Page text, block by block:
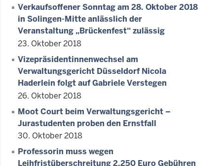
Verkaufsoffener Sonntag am 28. Oktober 2018
in Solingen-Mitte anlässlich der
Veranstaltung „Brückenfest“ zulässig
23. Oktober 2018
Vizepräsidentinnenwechsel am
Verwaltungsgericht Düsseldorf Nicola
Haderlein folgt auf Gabriele Verstegen
26. Oktober 2018
Moot Court beim Verwaltungsgericht –
Jurastudenten proben den Ernstfall
30. Oktober 2018
Professorin muss wegen
Leihfristüberschreitung 2.250 Euro Gebühren